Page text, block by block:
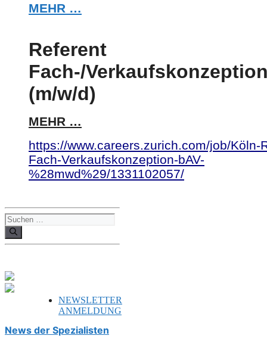
MEHR …
Referent
Fach-/
(m/w/d)
MEHR …
https://www.careers.zurich.com/job/Köln-
Fach-Verkaufskonzeption-bAV-
%28mwd%29/1331102057/
Suchen
nach:
NEWSLETTER
ANMELDUNG
News der Spezialisten